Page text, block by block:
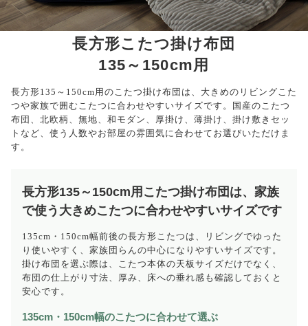
長方形こたつ掛け布団
135～150cm用
長方形135～150cm用のこたつ掛け布団は、大きめのリビングこた
つや家族で囲むこたつに合わせやすいサイズです。国産のこたつ
布団、北欧柄、無地、和モダン、厚掛け、薄掛け、掛け敷きセッ
トなど、使う人数やお部屋の雰囲気に合わせてお選びいただけま
す。
長方形135～150cm用こたつ掛け布団は、家族
で使う大きめこたつに合わせやすいサイズです
135cm・150cm幅前後の長方形こたつは、リビングでゆった
り使いやすく、家族団らんの中心になりやすいサイズです。
掛け布団を選ぶ際は、こたつ本体の天板サイズだけでなく、
布団の仕上がり寸法、厚み、床への垂れ感も確認しておくと
安心です。
135cm・150cm幅のこたつに合わせて選ぶ